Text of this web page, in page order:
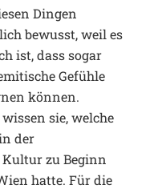
Dingen
bewusst, weil es
ist, dass sogar
Gefühle
können.
sie, welche
der
zu Beginn
hatte. Für die